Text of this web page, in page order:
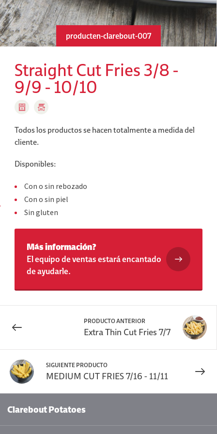
producten-clarebout-007
Straight Cut Fries 3/8 -
9/9 - 10/10
Todos los productos se hacen totalmente a medida del
cliente.
Disponibles:
Con o sin rebozado
Con o sin piel
Sin gluten
Más información?
El equipo de ventas estará encantado
de ayudarle.
PRODUCTO ANTERIOR
Extra Thin Cut Fries 7/7
SIGUIENTE PRODUCTO
MEDIUM CUT FRIES 7/16 - 11/11
Clarebout Potatoes